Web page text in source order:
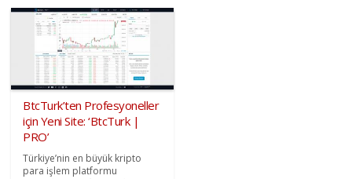
BtcTurk’ten Profesyoneller
için Yeni Site: ‘BtcTurk |
PRO’
Türkiye’nin en büyük kripto
para işlem platformu